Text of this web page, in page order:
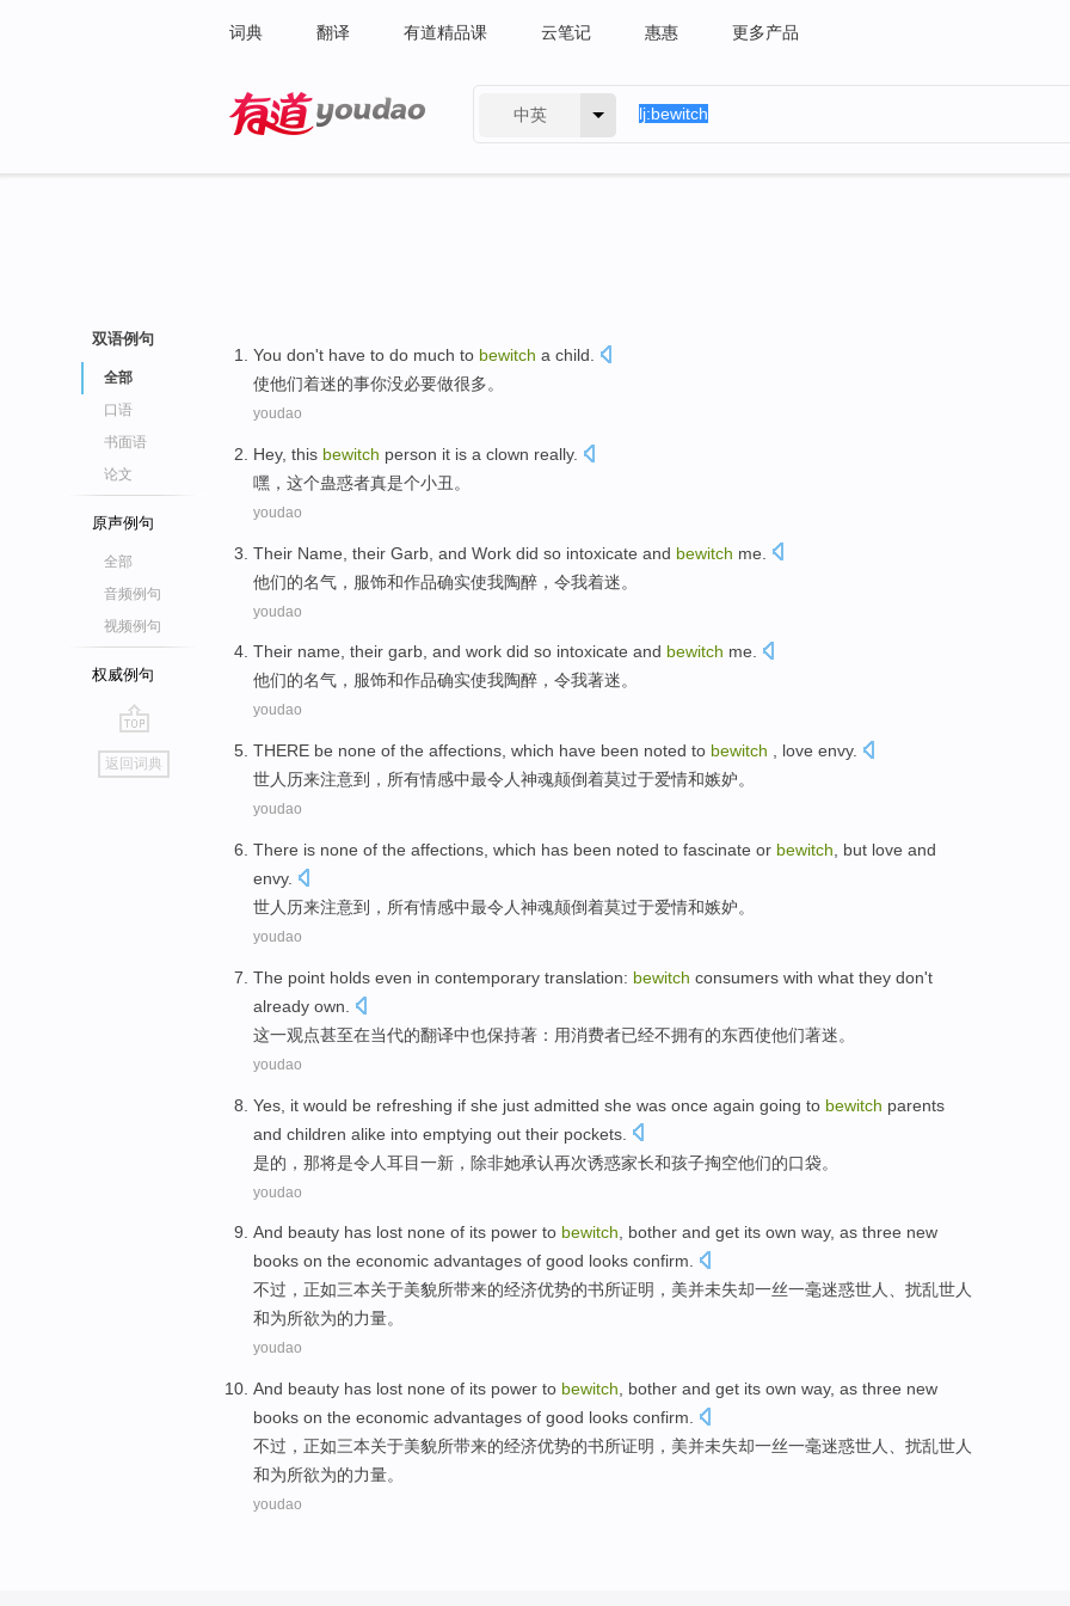
词典 翻译 有道精品课 云笔记 惠惠 更多产品
中英
双语例句
全部
口语
书面语
论文
原声例句
全部
音频例句
视频例句
权威例句
go
top
返回词典
You don't have to do much to bewitch a child.
使他们着迷的事你没必要做很多。
youdao
Hey, this bewitch person it is a clown really.
嘿 ， 这个蛊惑者真是个小丑。
youdao
Their Name, their Garb and Work did so intoxicate and bewitch me
他们的名气 ，服饰和作品确实使我陶醉 ，令我着迷。
youdao
Their name, their garb, and work did so intoxicate and bewitch me.
他们的名气 ，服饰和作品确实使我陶醉 ，令我著迷。
youdao
THERE be none of the affections which have been noted to bewitch love envy.
世人历来注意到， 所有情感中最令人神魂颠倒着莫过于爱情和嫉妒。
youdao
There is none of the affections , which has been noted to fascinate or bewitch but love and
envy.
世人历来注意到， 所有情感中最令人神魂颠倒着莫过于爱情和嫉妒。
youdao
The point holds even in contemporary translation: bewitch consumers with what they don't
already own
这一观点甚至在当代的翻译中也保持著 ： 用消费者已经不拥有的东西使他们著迷。
youdao
Yes it would be refreshing if she just admitted she was once again going to bewitch parents
and children alike into emptying out their pockets
是的 ， 那将是令人耳目一新 ， 除非她承认再次诱惑家长和孩子掏空他们的口袋。
youdao
And beauty has lost none of its power to bewitch, bother and get its own way, as three new
books on the economic advantages of good looks confirm.
不过， 正如三本关于美貌所带来的经济优势的书所证明 ，美并未失却一丝一毫迷惑世人、 扰乱世人
和为所欲为的力量。
youdao
And beauty has lost none of its power to bewitch bother and get its own way, as three new
books on the economic advantages of good looks confirm
不过， 正如三本关于美貌所带来的经济优势的书所证明 ，美并未失却一丝一毫迷惑世人、 扰乱世人
和为所欲为的力量。
youdao